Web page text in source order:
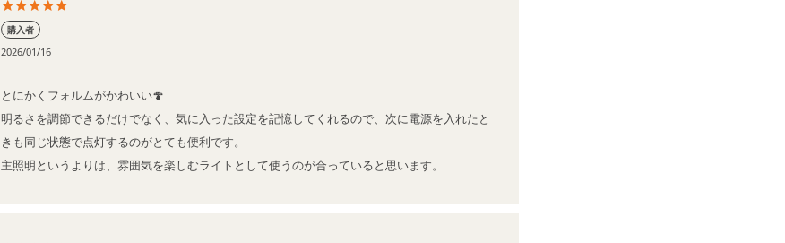
購入者
2026/01/16
とにかくフォルムがかわいい🍄
明るさを調節できるだけでなく、気に入った設定を記憶してくれるので、次に電源を入れたと
きも同じ状態で点灯するのがとても便利です。
主照明というよりは、雰囲気を楽しむライトとして使うのが合っていると思います。